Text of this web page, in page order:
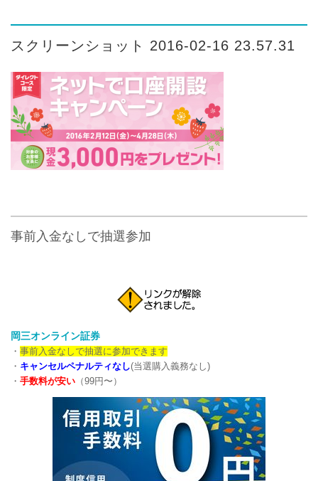
スクリーンショット 2016-02-16 23.57.31
事前入金なしで抽選参加
岡三オンライン証券
・ 事前入金なしで抽選に参加できます
・ キャンセルペナルティなし(当選購入義務なし)
・ 手数料が安い （99円〜）